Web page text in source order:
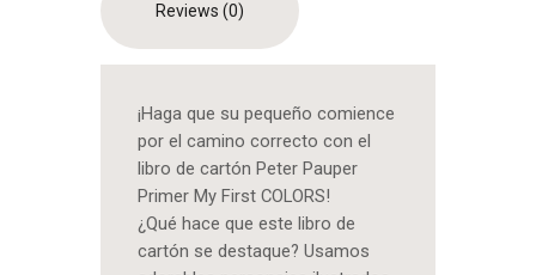
Reviews (0)
¡Haga que su pequeño comience
por el camino correcto con el
libro de cartón Peter Pauper
Primer My First COLORS!
¿Qué hace que este libro de
cartón se destaque? Usamos